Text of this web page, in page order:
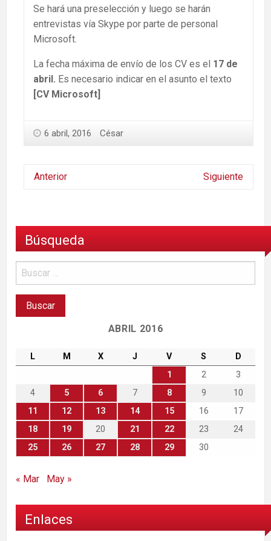
Se hará una preselección y luego se harán
entrevistas vía Skype por parte de personal
Microsoft.
La fecha máxima de envío de los CV es el 17 de
abril. Es necesario indicar en el asunto el texto
[CV Microsoft]
6 abril, 2016 César
Anterior Siguiente
Búsqueda
ABRIL 2016
L M X J V S
D
1
2
3
4
5 6 7 8 9
10
11
12 13 14 15 16
17
18
19 20 21 22 23
24
25
26 27 28 29 30
« Mar May »
Enlaces